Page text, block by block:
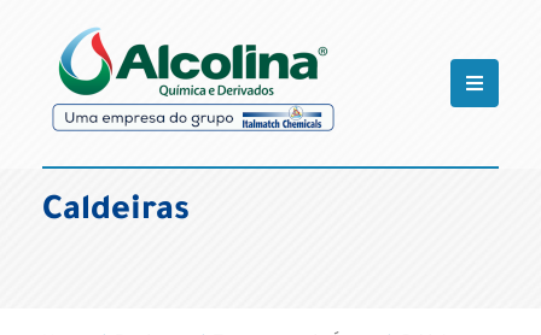
Caldeiras